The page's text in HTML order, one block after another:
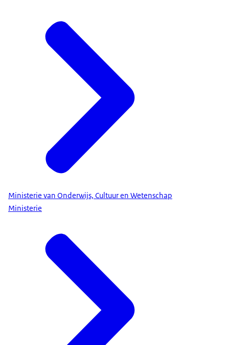
Ministerie van Onderwijs, Cultuur en Wetenschap
Ministerie